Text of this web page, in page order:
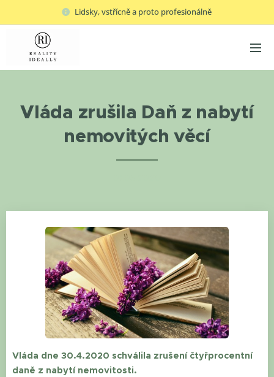
Lidsky, vstřícně a proto profesionálně
Vláda zrušila Daň z nabytí
nemovitých věcí
Vláda dne 30.4.2020 schválila zrušení čtyřprocentní
daně z nabytí nemovitosti.